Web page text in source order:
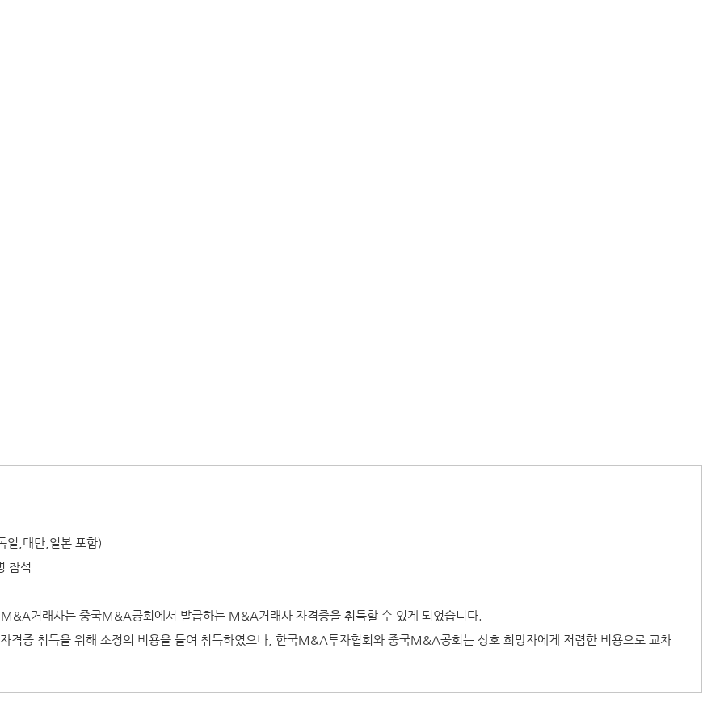
일,대만,일본 포함)
참석
거래사는 중국M&A공회에서 발급하는 M&A거래사 자격증을 취득할 수 있게 되었습니다.
증 취득을 위해 소정의 비용을 들여 취득하였으나, 한국M&A투자협회와 중국M&A공회는 상호 희망자에게 저렴한 비용으로 교차